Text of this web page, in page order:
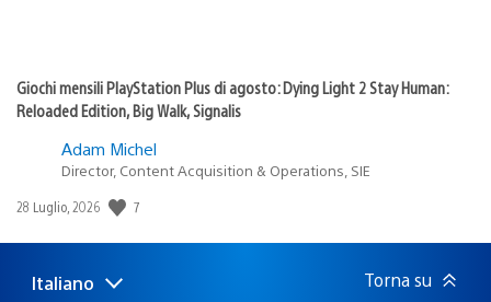
Giochi mensili PlayStation Plus di agosto: Dying Light 2 Stay Human:
Reloaded Edition, Big Walk, Signalis
Adam Michel
Director, Content Acquisition & Operations, SIE
Data
pubblicazione:
28 Luglio, 2026 7
Seleziona
Regione
Italiano Torna su